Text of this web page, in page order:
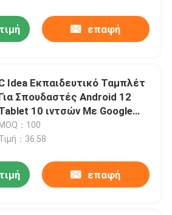
επαφή
Idea Εκπαιδευτικό Ταμπλέτ
Σπουδαστές Android 12
10 ιντσών Με Google
64GB ROM 3GB RAM 128GB
MOQ：100
：36.58
επαφή